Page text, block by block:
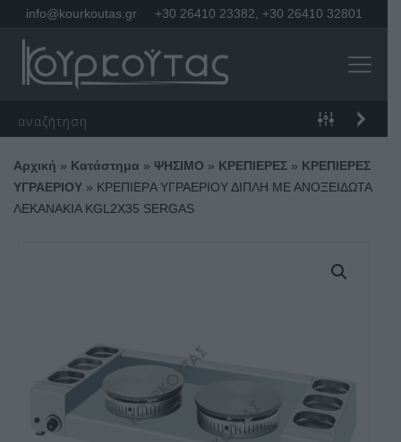
info@kourkoutas.gr +30 26410 23382 +30 26410 32801
Αρχική » Κατάστημα » ΨΗΣΙΜΟ » ΚΡΕΠΙΕΡΕΣ » ΚΡΕΠΙΕΡΕΣ
ΥΓΡΑΕΡΙΟΥ » ΚΡΕΠΙΕΡA ΥΓΡΑΕΡΙΟΥ ΔΙΠΛΗ ΜΕ ΑΝΟΞΕΙΔΩΤΑ
ΛΕΚΑΝΑΚΙΑ KGL2X35 SERGAS